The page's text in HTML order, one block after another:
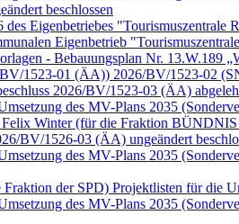
beschlossen
Eigenbetriebes
Eigenbetrieb
- Bebauungsplan Nr. 13.W.189
1523-01 (ÄA)) 2026/BV/1523-02
2026/BV/1523-03 (ÄA)
des MV-Plans 2035
Winter (für die Fraktion
BV/1526-03 (ÄA) ungeändert
des MV-Plans 2035
der SPD) Projektlisten für die
des MV-Plans 2035